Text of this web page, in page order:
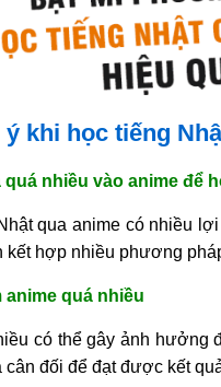
khi học tiếng
nhiều vào anime để
qua anime có nhiều
kết hợp nhiều phương
anime quá nhiều
có thể gây ảnh hưởng
cân đối để đạt được kết